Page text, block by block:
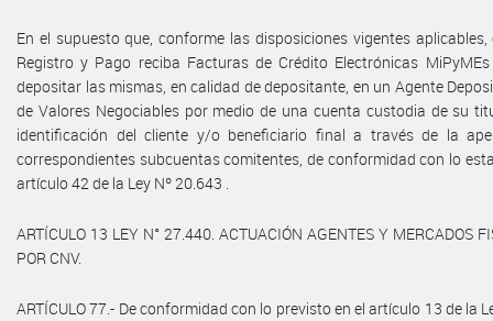
En el supuesto que, conforme las disposiciones vigentes aplicables,
Registro y Pago reciba Facturas de Crédito Electrónicas
depositar las mismas, en calidad de depositante, en un Agente
de Valores Negociables por medio de una cuenta custodia de su
identificación del cliente y/o beneficiario final a través de la
correspondientes subcuentas comitentes, de conformidad con lo
artículo 42 de la Ley Nº 20.643 .
ARTÍCULO 13 LEY N° 27.440. ACTUACIÓN AGENTES Y MERCADOS
POR CNV.
ARTÍCULO 77.- De conformidad con lo previsto en el artículo 13 de la